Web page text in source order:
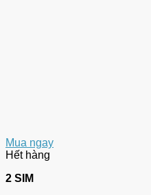
Mua ngay
Hết hàng
2 SIM